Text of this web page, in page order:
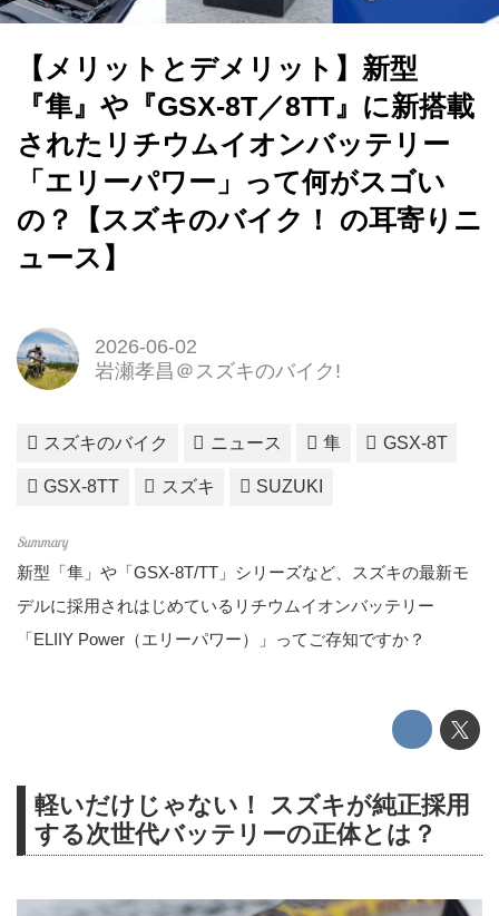
【メリットとデメリット】新型
『隼』や『GSX-8T／8TT』に新搭載
されたリチウムイオンバッテリー
「エリーパワー」って何がスゴい
の？【スズキのバイク！ の耳寄りニ
ュース】
2026-06-02
岩瀬孝昌＠スズキのバイク!
スズキのバイク ニュース 隼 GSX-8T
GSX-8TT スズキ SUZUKI
新型「隼」や「GSX-8T/TT」シリーズなど、スズキの最新モ
デルに採用されはじめているリチウムイオンバッテリー
「ELIIY Power（エリーパワー）」ってご存知ですか？
軽いだけじゃない！ スズキが純正採用
する次世代バッテリーの正体とは？